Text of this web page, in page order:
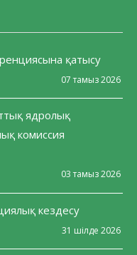
қатысу
07 тамыз 2026
ядролық
комиссия
03 тамыз 2026
кездесу
31 шілде 2026